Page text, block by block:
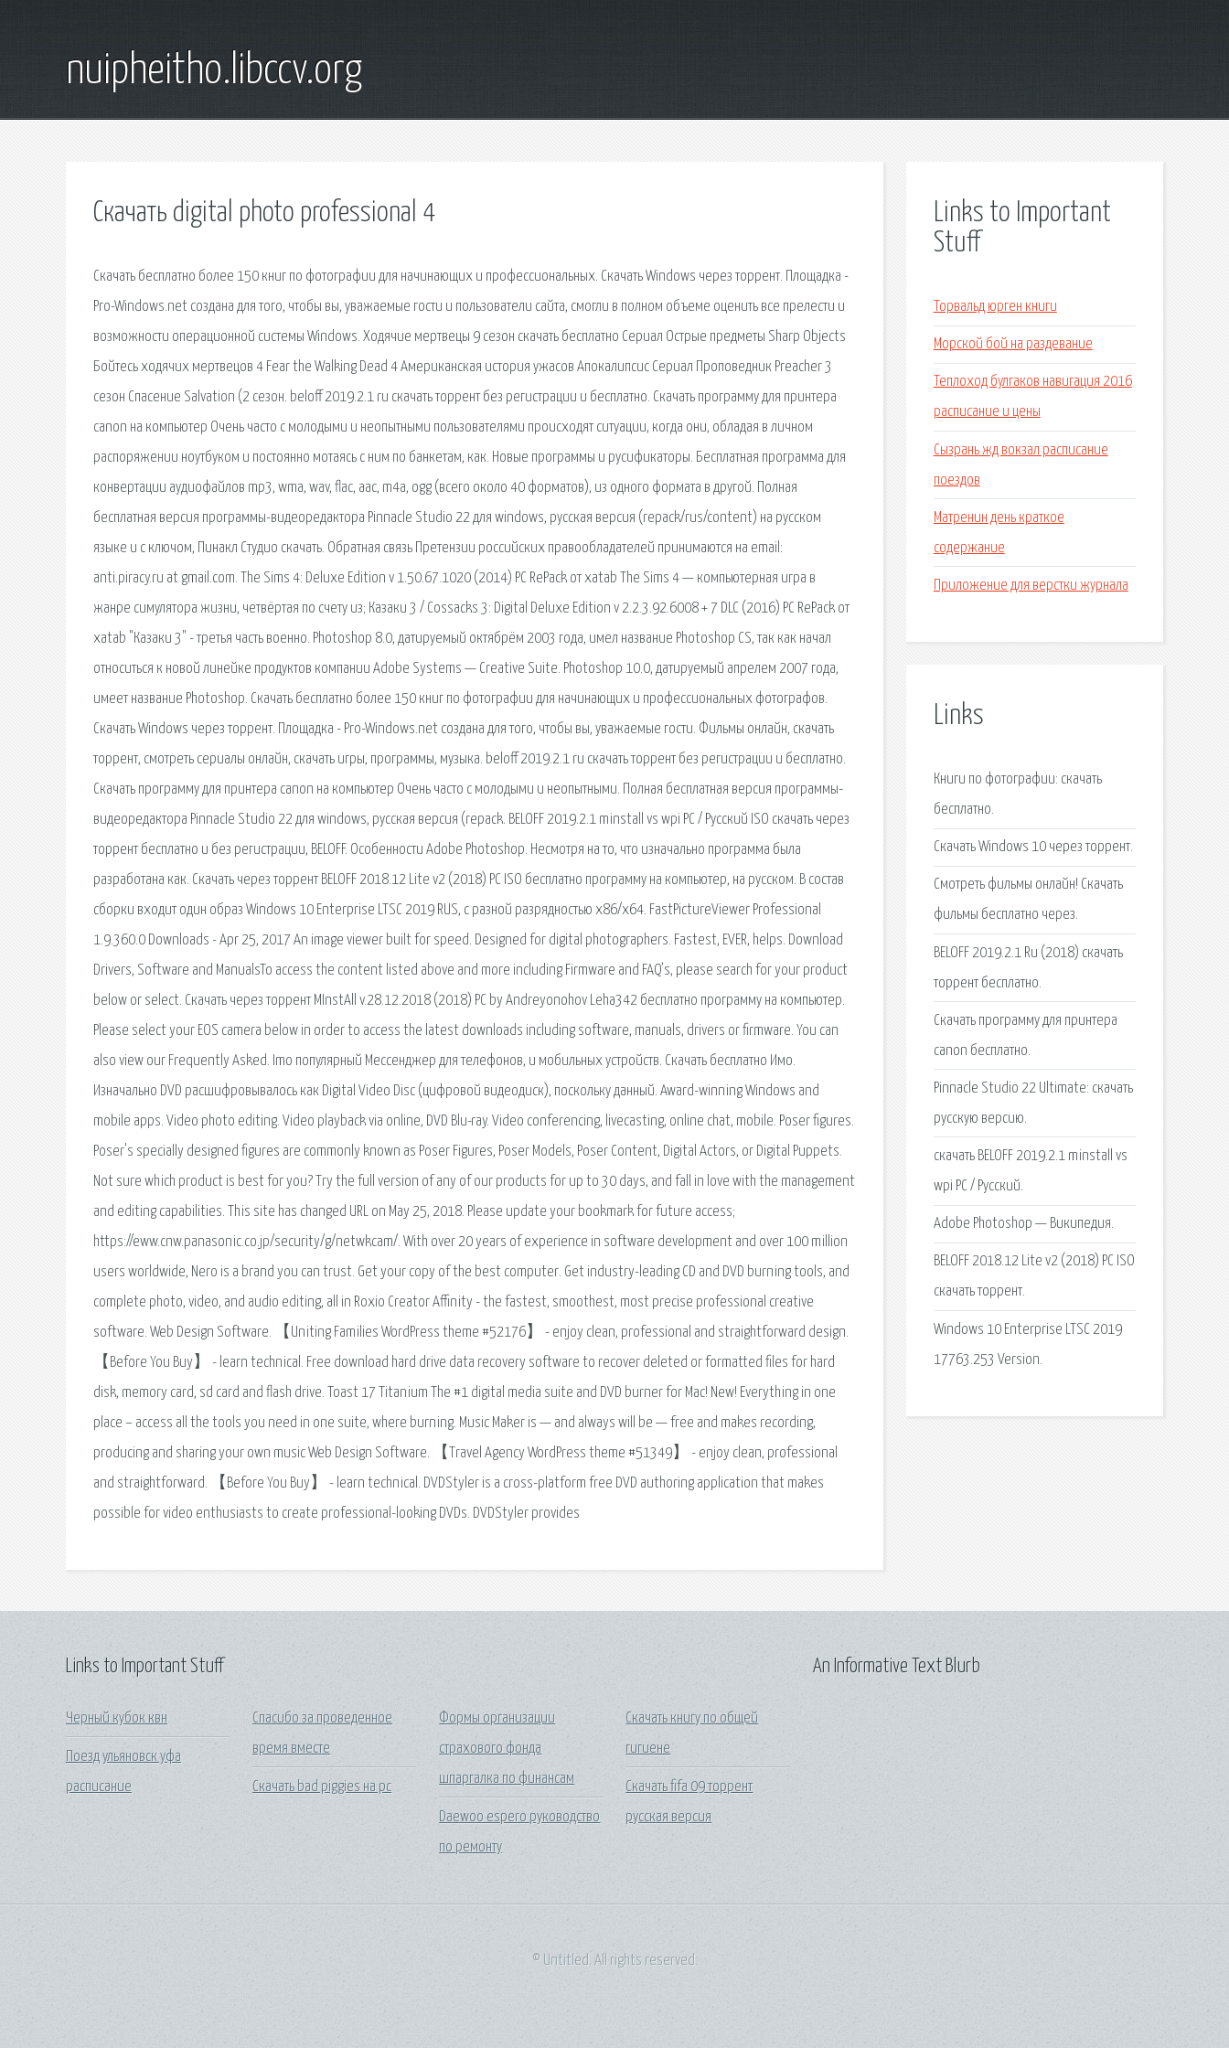
nuipheitho.libccv.org
Скачать digital photo professional 4
Скачать бесплатно более 150 книг по фотографии для начинающих и профессиональных. Скачать Windows через торрент. Площадка -
Pro-Windows.net создана для того, чтобы вы, уважаемые гости и пользователи сайта, смогли в полном объеме оценить все прелести и
возможности операционной системы Windows. Ходячие мертвецы 9 сезон скачать бесплатно Сериал Острые предметы Sharp Objects
Бойтесь ходячих мертвецов 4 Fear the Walking Dead 4 Американская история ужасов Апокалипсис Сериал Проповедник Preacher 3
сезон Спасение Salvation (2 сезон. beloff 2019.2.1 ru скачать торрент без регистрации и бесплатно. Скачать программу для принтера
canon на компьютер Очень часто с молодыми и неопытными пользователями происходят ситуации, когда они, обладая в личном
распоряжении ноутбуком и постоянно мотаясь с ним по банкетам, как. Новые программы и русификаторы. Бесплатная программа для
конвертации аудиофайлов mp3, wma, wav, flac, aac, m4a, ogg (всего около 40 форматов), из одного формата в другой. Полная
бесплатная версия программы-видеоредактора Pinnacle Studio 22 для windows, русская версия (repack/rus/content) на русском
языке и с ключом, Пинакл Студио скачать. Обратная связь Претензии российских правообладателей принимаются на email:
anti.piracy.ru at gmail.com. The Sims 4: Deluxe Edition v 1.50.67.1020 (2014) PC RePack от xatab The Sims 4 — компьютерная игра в
жанре симулятора жизни, четвёртая по счету из; Казаки 3 / Cossacks 3: Digital Deluxe Edition v 2.2.3.92.6008 + 7 DLC (2016) PC RePack от
xatab "Казаки 3" - третья часть военно. Photoshop 8.0, датируемый октябрём 2003 года, имел название Photoshop CS, так как начал
относиться к новой линейке продуктов компании Adobe Systems — Creative Suite. Photoshop 10.0, датируемый апрелем 2007 года,
имеет название Photoshop. Скачать бесплатно более 150 книг по фотографии для начинающих и профессиональных фотографов.
Скачать Windows через торрент. Площадка - Pro-Windows.net создана для того, чтобы вы, уважаемые гости. Фильмы онлайн, скачать
торрент, смотреть сериалы онлайн, скачать игры, программы, музыка. beloff 2019.2.1 ru скачать торрент без регистрации и бесплатно.
Скачать программу для принтера canon на компьютер Очень часто с молодыми и неопытными. Полная бесплатная версия программы-
видеоредактора Pinnacle Studio 22 для windows, русская версия (repack. BELOFF 2019.2.1 minstall vs wpi PC / Русский ISO скачать через
торрент бесплатно и без регистрации, BELOFF. Особенности Adobe Photoshop. Несмотря на то, что изначально программа была
разработана как. Скачать через торрент BELOFF 2018.12 Lite v2 (2018) PC ISO бесплатно программу на компьютер, на русском. В состав
сборки входит один образ Windows 10 Enterprise LTSС 2019 RUS, с разной разрядностью x86/x64. FastPictureViewer Professional
1.9.360.0 Downloads - Apr 25, 2017 An image viewer built for speed. Designed for digital photographers. Fastest, EVER, helps. Download
Drivers, Software and ManualsTo access the content listed above and more including Firmware and FAQ’s, please search for your product
below or select. Скачать через торрент MInstAll v.28.12.2018 (2018) PC by Andreyonohov Leha342 бесплатно программу на компьютер.
Please select your EOS camera below in order to access the latest downloads including software, manuals, drivers or firmware. You can
also view our Frequently Asked. Imo популярный Мессенджер для телефонов, и мобильных устройств. Скачать бесплатно Имо.
Изначально DVD расшифровывалось как Digital Video Disc (цифровой видеодиск), поскольку данный. Award-winning Windows and
mobile apps. Video photo editing. Video playback via online, DVD Blu-ray. Video conferencing, livecasting, online chat, mobile. Poser figures.
Poser's specially designed figures are commonly known as Poser Figures, Poser Models, Poser Content, Digital Actors, or Digital Puppets.
Not sure which product is best for you? Try the full version of any of our products for up to 30 days, and fall in love with the management
and editing capabilities. This site has changed URL on May 25, 2018. Please update your bookmark for future access;
https://eww.cnw.panasonic.co.jp/security/g/netwkcam/. With over 20 years of experience in software development and over 100 million
users worldwide, Nero is a brand you can trust. Get your copy of the best computer. Get industry-leading CD and DVD burning tools, and
complete photo, video, and audio editing, all in Roxio Creator Affinity - the fastest, smoothest, most precise professional creative
software. Web Design Software. 【Uniting Families WordPress theme #52176】 - enjoy clean, professional and straightforward design.
【Before You Buy】 - learn technical. Free download hard drive data recovery software to recover deleted or formatted files for hard
disk, memory card, sd card and flash drive. Toast 17 Titanium The #1 digital media suite and DVD burner for Mac! New! Everything in one
place – access all the tools you need in one suite, where burning. Music Maker is — and always will be — free and makes recording,
producing and sharing your own music Web Design Software. 【Travel Agency WordPress theme #51349】 - enjoy clean, professional
and straightforward. 【Before You Buy】 - learn technical. DVDStyler is a cross-platform free DVD authoring application that makes
possible for video enthusiasts to create professional-looking DVDs. DVDStyler provides
Links to Important
Stuff
Торвальд юрген книги
Морской бой на раздевание
Теплоход булгаков навигация 2016
расписание и цены
Сызрань жд вокзал расписание
поездов
Матренин день краткое
содержание
Приложение для верстки журнала
Links
Книги по фотографии: скачать
бесплатно.
Скачать Windows 10 через торрент.
Смотреть фильмы онлайн! Скачать
фильмы бесплатно через.
BELOFF 2019.2.1 Ru (2018) скачать
торрент бесплатно.
Скачать программу для принтера
canon бесплатно.
Pinnacle Studio 22 Ultimate: скачать
русскую версию.
скачать BELOFF 2019.2.1 minstall vs
wpi PC / Русский.
Adobe Photoshop — Википедия.
BELOFF 2018.12 Lite v2 (2018) PC ISO
скачать торрент.
Windows 10 Enterprise LTSC 2019
17763.253 Version.
Links to Important Stuff
Черный кубок квн
Поезд ульяновск уфа
расписание
Спасибо за проведенное
время вместе
Скачать bad piggies на pc
Формы организации
страхового фонда
шпаргалка по финансам
Daewoo espero руководство
по ремонту
Скачать книгу по общей
гигиене
Скачать fifa 09 торрент
русская версия
An Informative Text Blurb
© Untitled. All rights reserved.